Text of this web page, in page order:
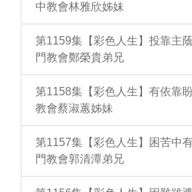
中教會林雅欣姊妹
第1159集【彩色人生】投靠主
門教會鄭榮貴弟兄
第1158集【彩色人生】有依靠
教會蔡淑蕙姊妹
第1157集【彩色人生】困苦中
門教會郭清潭弟兄